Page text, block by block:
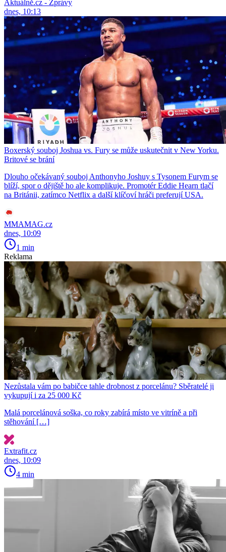
Aktuálně.cz - Zprávy
dnes, 10:13
Boxerský souboj Joshua vs. Fury se může uskutečnit v New Yorku.
Britové se brání
Dlouho očekávaný souboj Anthonyho Joshuy s Tysonem Furym se
blíží, spor o dějiště ho ale komplikuje. Promotér Eddie Hearn tlačí
na Británii, zatímco Netflix a další klíčoví hráči preferují USA.
MMAMAG.cz
dnes, 10:09
1 min
Reklama
Nezůstala vám po babičce tahle drobnost z porcelánu? Sběratelé ji
vykupují i za 25 000 Kč
Malá porcelánová soška, co roky zabírá místo ve vitríně a při
stěhování […]
Extrafit.cz
dnes, 10:09
4 min